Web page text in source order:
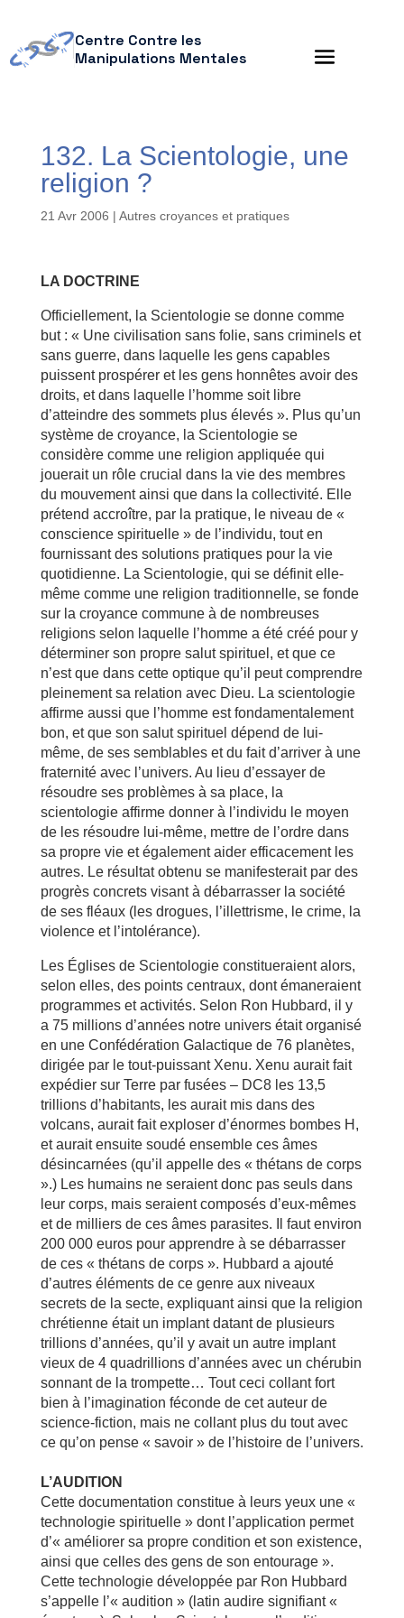
Centre Contre les
Manipulations Mentales
132. La Scientologie, une
religion ?
21 Avr 2006 | Autres croyances et pratiques
LA DOCTRINE
Officiellement, la Scientologie se donne comme
but : « Une civilisation sans folie, sans criminels et
sans guerre, dans laquelle les gens capables
puissent prospérer et les gens honnêtes avoir des
droits, et dans laquelle l’homme soit libre
d’atteindre des sommets plus élevés ». Plus qu’un
système de croyance, la Scientologie se
considère comme une religion appliquée qui
jouerait un rôle crucial dans la vie des membres
du mouvement ainsi que dans la collectivité. Elle
prétend accroître, par la pratique, le niveau de «
conscience spirituelle » de l’individu, tout en
fournissant des solutions pratiques pour la vie
quotidienne. La Scientologie, qui se définit elle-
même comme une religion traditionnelle, se fonde
sur la croyance commune à de nombreuses
religions selon laquelle l’homme a été créé pour y
déterminer son propre salut spirituel, et que ce
n’est que dans cette optique qu’il peut comprendre
pleinement sa relation avec Dieu. La scientologie
affirme aussi que l’homme est fondamentalement
bon, et que son salut spirituel dépend de lui-
même, de ses semblables et du fait d’arriver à une
fraternité avec l’univers. Au lieu d’essayer de
résoudre ses problèmes à sa place, la
scientologie affirme donner à l’individu le moyen
de les résoudre lui-même, mettre de l’ordre dans
sa propre vie et également aider efficacement les
autres. Le résultat obtenu se manifesterait par des
progrès concrets visant à débarrasser la société
de ses fléaux (les drogues, l’illettrisme, le crime, la
violence et l’intolérance).
Les Églises de Scientologie constitueraient alors,
selon elles, des points centraux, dont émaneraient
programmes et activités. Selon Ron Hubbard, il y
a 75 millions d’années notre univers était organisé
en une Confédération Galactique de 76 planètes,
dirigée par le tout-puissant Xenu. Xenu aurait fait
expédier sur Terre par fusées – DC8 les 13,5
trillions d’habitants, les aurait mis dans des
volcans, aurait fait exploser d’énormes bombes H,
et aurait ensuite soudé ensemble ces âmes
désincarnées (qu’il appelle des « thétans de corps
».) Les humains ne seraient donc pas seuls dans
leur corps, mais seraient composés d’eux-mêmes
et de milliers de ces âmes parasites. Il faut environ
200 000 euros pour apprendre à se débarrasser
de ces « thétans de corps ». Hubbard a ajouté
d’autres éléments de ce genre aux niveaux
secrets de la secte, expliquant ainsi que la religion
chrétienne était un implant datant de plusieurs
trillions d’années, qu’il y avait un autre implant
vieux de 4 quadrillions d’années avec un chérubin
sonnant de la trompette… Tout ceci collant fort
bien à l’imagination féconde de cet auteur de
science-fiction, mais ne collant plus du tout avec
ce qu’on pense « savoir » de l’histoire de l’univers.
L’AUDITION
Cette documentation constitue à leurs yeux une «
technologie spirituelle » dont l’application permet
d’« améliorer sa propre condition et son existence,
ainsi que celles des gens de son entourage ».
Cette technologie développée par Ron Hubbard
s’appelle l’« audition » (latin audire signifiant «